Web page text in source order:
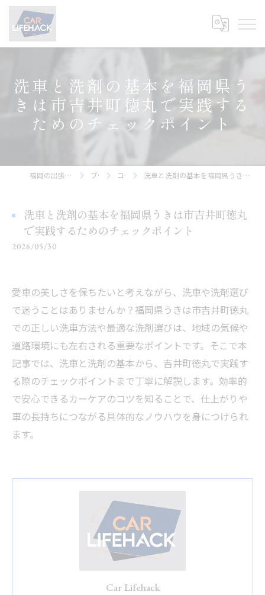
洗車と洗剤の基本を福岡県う
きは市吉井町徳丸で実践する
ためのチェックポイント
福岡の出張洗車ならCar Lifehack ブログ コラム 洗車と洗剤の基本を福岡県うきは市吉井町徳丸で実践するためのチェックポイント
洗車と洗剤の基本を福岡県うきは市吉井町徳丸
で実践するためのチェックポイント
2026/05/30
愛車の美しさを保ちたいと考えながら、洗車や洗剤選び
で迷うことはありませんか？福岡県うきは市吉井町徳丸
での正しい洗車方法や最適な洗剤選びは、地域の気候や
道路環境にも左右される重要なポイントです。そこで本
記事では、洗車と洗剤の基本から、吉井町徳丸で実践す
る際のチェックポイントまで丁寧に解説します。効率的
で安心できるカーケアのコツを知ることで、仕上がりや
車の長持ちにつながる具体的なノウハウを身につけられ
ます。
Car Lifehack